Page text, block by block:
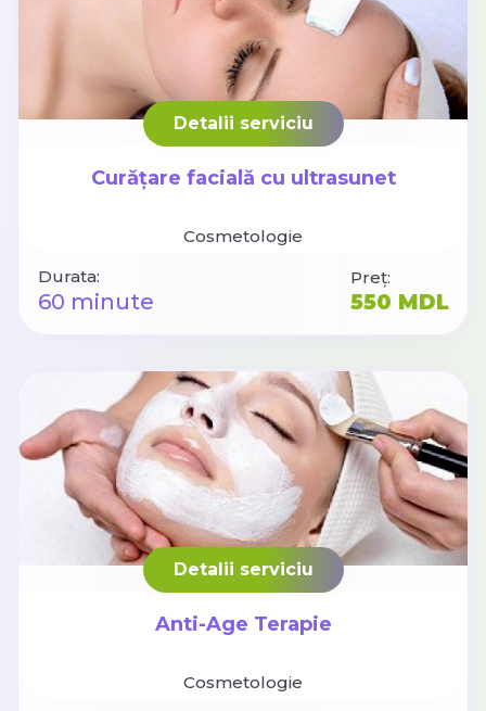
Detalii serviciu
Curățare facială cu ultrasunet
Cosmetologie
Durata:
60 minute
Preț:
550 MDL
Detalii serviciu
Anti-Age Terapie
Cosmetologie